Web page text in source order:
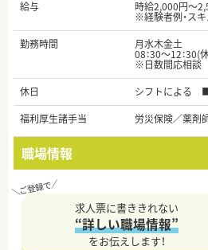
給与
時給2,000円～
※経験者例・ス
勤務時間
月水木金土
08：30～12：30(
※日数間応相談
休日
シフトによる ■
福利厚生諸手当
労災保険／薬剤
職場情報
求人票に書ききれない
“詳しい職場情報”
をお伝えします！